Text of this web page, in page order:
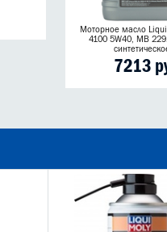
Моторное масло Liqui
4100 5W40, MB
7213